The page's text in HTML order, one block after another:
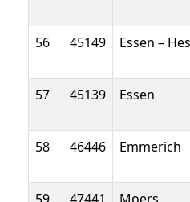
56
45149 Essen –
57
45139 Essen
58
46446 Emmerich